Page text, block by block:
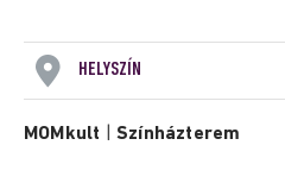
HELYSZÍN
MOMkult |Színházterem